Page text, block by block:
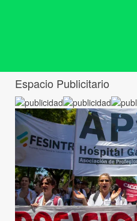
Espacio Publicitario